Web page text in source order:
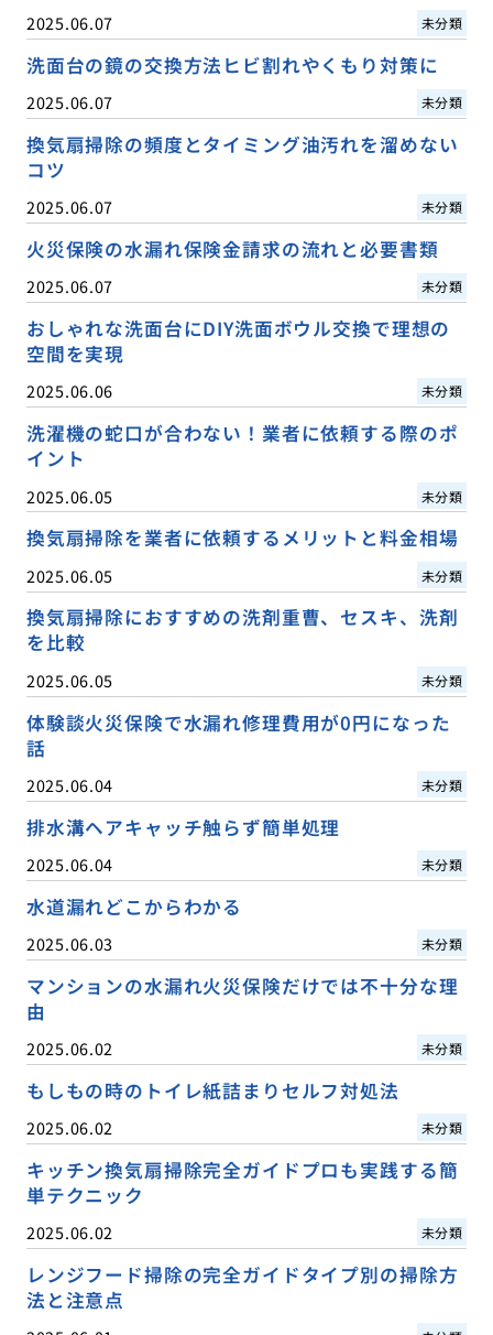
2025.06.07 未分類
洗面台の鏡の交換方法ヒビ割れやくもり対策に
2025.06.07 未分類
換気扇掃除の頻度とタイミング油汚れを溜めない
コツ
2025.06.07 未分類
火災保険の水漏れ保険金請求の流れと必要書類
2025.06.07 未分類
おしゃれな洗面台にDIY洗面ボウル交換で理想の
空間を実現
2025.06.06 未分類
洗濯機の蛇口が合わない！業者に依頼する際のポ
イント
2025.06.05 未分類
換気扇掃除を業者に依頼するメリットと料金相場
2025.06.05 未分類
換気扇掃除におすすめの洗剤重曹、セスキ、洗剤
を比較
2025.06.05 未分類
体験談火災保険で水漏れ修理費用が0円になった
話
2025.06.04 未分類
排水溝ヘアキャッチ触らず簡単処理
2025.06.04 未分類
水道漏れどこからわかる
2025.06.03 未分類
マンションの水漏れ火災保険だけでは不十分な理
由
2025.06.02 未分類
もしもの時のトイレ紙詰まりセルフ対処法
2025.06.02 未分類
キッチン換気扇掃除完全ガイドプロも実践する簡
単テクニック
2025.06.02 未分類
レンジフード掃除の完全ガイドタイプ別の掃除方
法と注意点